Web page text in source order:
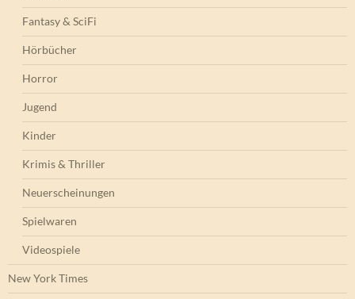
Fantasy & SciFi
Hörbücher
Horror
Jugend
Kinder
Krimis & Thriller
Neuerscheinungen
Spielwaren
Videospiele
New York Times